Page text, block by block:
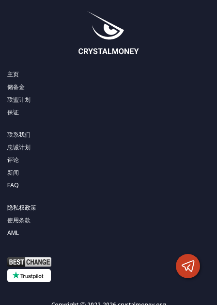
主页
储备金
联盟计划
保证
联系我们
忠诚计划
评论
新闻
FAQ
隐私权政策
使用条款
AML